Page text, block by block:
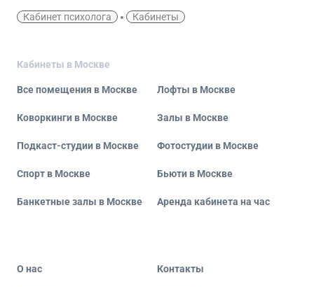
Кабинет психолога Кабинеты
Кабинеты в Москве
Все помещения в Москве Лофты в Москве
Коворкинги в Москве Залы в Москве
Подкаст-студии в Москве Фотостудии в Москве
Спорт в Москве Бьюти в Москве
Банкетные залы в Москве Аренда кабинета на час
О нас Контакты